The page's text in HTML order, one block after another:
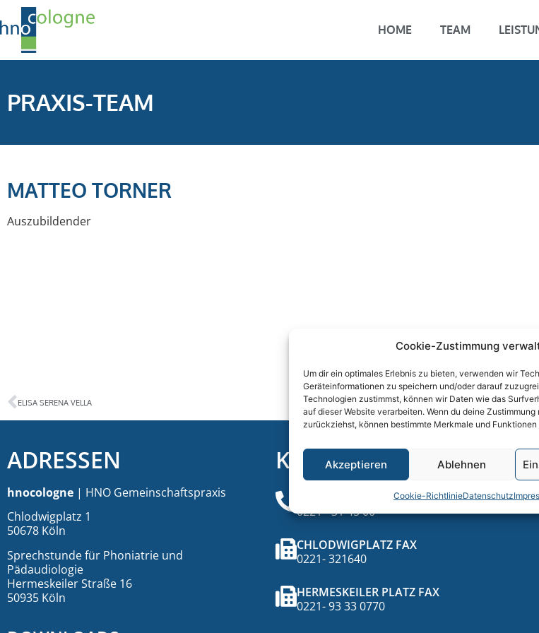
Cookie-Zustimmung
Um dir ein optimales Erlebnis zu bieten, verwenden wir
Geräteinformationen zu speichern und/oder darauf
Technologien zustimmst, können wir Daten wie das
auf dieser Website verarbeiten. Wenn du deine
zurückziehst, können bestimmte Merkmale und
Akzeptieren Ablehnen
Cookie-RichtlinieDatenschutz
HOME TEAM
PRAXIS-TEAM
MATTEO TORNER
Auszubildender
ELISA SERENA VELLA
ADRESSEN
hnocologne | HNO Gemeinschaftspraxis
Chlodwigplatz 1
50678 Köln
Sprechstunde für Phoniatrie und
Pädaudiologie
Hermeskeiler Straße 16
50935 Köln
KONTAKT
0221 - 31 45 00
CHLODWIGPLATZ FAX
0221- 321640
HERMESKEILER PLATZ FAX
0221- 93 33 0770